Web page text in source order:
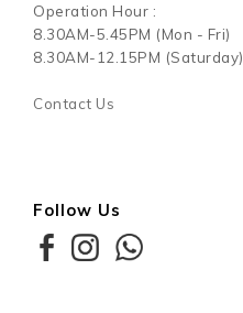
Operation Hour :
8.30AM-5.45PM (Mon - Fri)
8.30AM-12.15PM (Saturday)
Contact Us
Follow Us